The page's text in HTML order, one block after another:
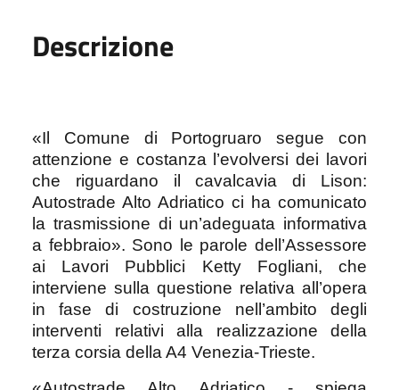
Descrizione
«Il Comune di Portogruaro segue con
attenzione e costanza l’evolversi dei lavori
che riguardano il cavalcavia di Lison:
Autostrade Alto Adriatico ci ha comunicato
la trasmissione di un’adeguata informativa
a febbraio». Sono le parole dell’Assessore
ai Lavori Pubblici Ketty Fogliani, che
interviene sulla questione relativa all’opera
in fase di costruzione nell’ambito degli
interventi relativi alla realizzazione della
terza corsia della A4 Venezia-Trieste.